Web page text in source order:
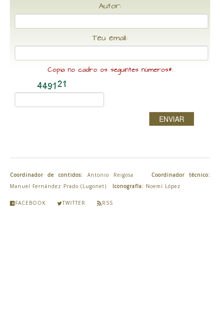
Autor:
Teu email:
Copia no cadro os seguintes números*:
ENVIAR
Coordinador de contidos: Antonio Reigosa Coordinador técnico:
Manuel Fernández Prado (Lugonet) Iconografía: Noemí López
FACEBOOK TWITTER RSS